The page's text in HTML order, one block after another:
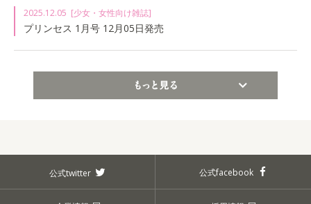
2025.12.05 [少女・女性向け雑誌]
プリンセス 1月号 12月05日発売
公式twitter 公式facebook